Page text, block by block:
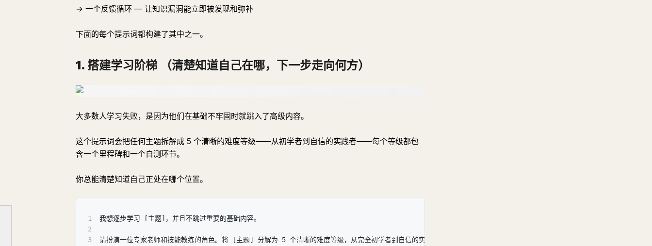
1. 搭建学习阶梯 （清楚知道自己在哪，下一步走向何方）
2. 20 小时学会任何东西 （任何技能的 80/20 法则，结构化分解为 10 个学习时段）
→ 一个反馈循环 — 让知识漏洞能立即被发现和弥补
下面的每个提示词都构建了其中之一。
1. 搭建学习阶梯 （清楚知道自己在哪，下一步走向何方）
大多数人学习失败，是因为他们在基础不牢固时就跳入了高级内容。
这个提示词会把任何主题拆解成 5 个清晰的难度等级——从初学者到自信的实践者——每个等级都包
含一个里程碑和一个自测环节。
你总能清楚知道自己正处在哪个位置。
1
我想逐步学习 [主题]，并且不跳过重要的基础内容。
2
3
请扮演一位专家老师和技能教练的角色。将 [主题] 分解为 5 个清晰的难度等级，从完全初学者到自信的实践者。